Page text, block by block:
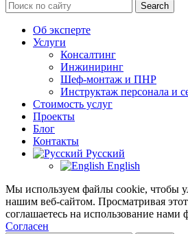
Search
Об эксперте
Услуги
Консалтинг
Инжиниринг
Шеф-монтаж и ПНР
Инструктаж персонала и
Стоимость услуг
Проекты
Блог
Контакты
Русский
English
Мы используем файлы cookie, чтобы
нашим веб-сайтом. Просматривая
соглашаетесь на использование нами
Согласен